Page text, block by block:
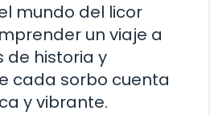
mundo del licor
un viaje a
de historia y
cada sorbo cuenta
y vibrante.